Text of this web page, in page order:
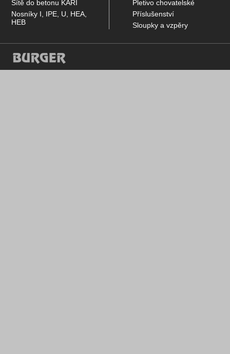
Sítě do betonu KARI
Nosníky I, IPE, U, HEA,
HEB
Pletivo chovatelské
Příslušenství
Sloupky a vzpěry